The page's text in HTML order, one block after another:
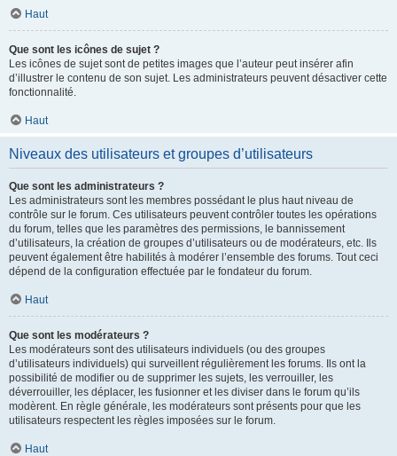
Haut
Que sont les icônes de sujet ?
Les icônes de sujet sont de petites images que l’auteur peut insérer afin
d’illustrer le contenu de son sujet. Les administrateurs peuvent désactiver cette
fonctionnalité.
Haut
Niveaux des utilisateurs et groupes d’utilisateurs
Que sont les administrateurs ?
Les administrateurs sont les membres possédant le plus haut niveau de
contrôle sur le forum. Ces utilisateurs peuvent contrôler toutes les opérations
du forum, telles que les paramètres des permissions, le bannissement
d’utilisateurs, la création de groupes d’utilisateurs ou de modérateurs, etc. Ils
peuvent également être habilités à modérer l’ensemble des forums. Tout ceci
dépend de la configuration effectuée par le fondateur du forum.
Haut
Que sont les modérateurs ?
Les modérateurs sont des utilisateurs individuels (ou des groupes
d’utilisateurs individuels) qui surveillent régulièrement les forums. Ils ont la
possibilité de modifier ou de supprimer les sujets, les verrouiller, les
déverrouiller, les déplacer, les fusionner et les diviser dans le forum qu’ils
modèrent. En règle générale, les modérateurs sont présents pour que les
utilisateurs respectent les règles imposées sur le forum.
Haut